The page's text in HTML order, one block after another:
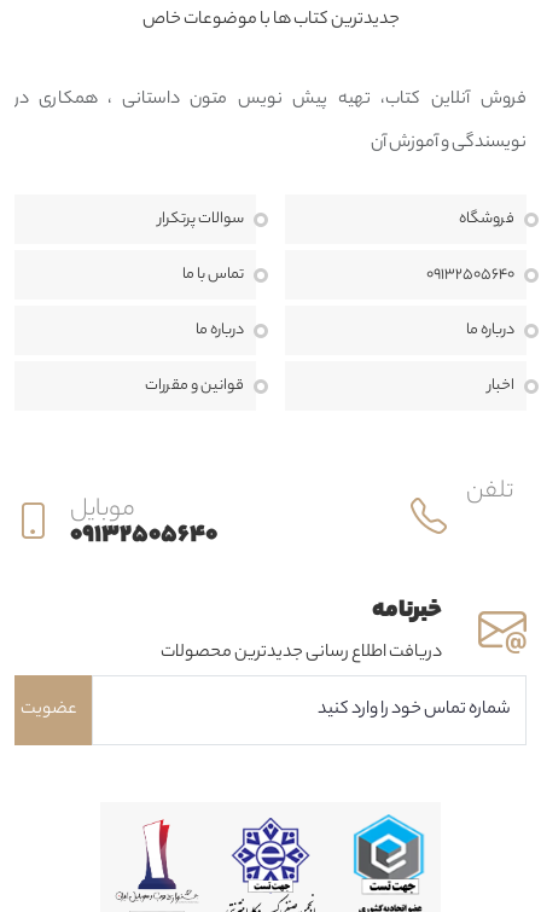
فروشگاه
09132505640
درباره ما
اخبار
سوالات پرتکرار
تماس با ما
درباره ما
قوانين و مقررات
جدیدترین کتاب ها با موضوعات خاص
فروش آنلاین کتاب، تهیه پیش نویس متون داستانی ، همکاری در
نویسندگی و آموزش آن
خبرنامه
دریافت اطلاع رسانی جدیدترین محصولات
تلفن موبایل
09132505640
عضویت